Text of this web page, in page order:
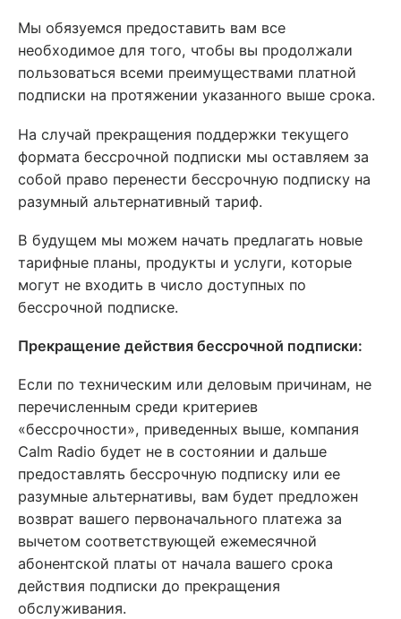
Мы обязуемся предоставить вам все
необходимое для того, чтобы вы продолжали
пользоваться всеми преимуществами платной
подписки на протяжении указанного выше срока.
На случай прекращения поддержки текущего
формата бессрочной подписки мы оставляем за
собой право перенести бессрочную подписку на
разумный альтернативный тариф.
В будущем мы можем начать предлагать новые
тарифные планы, продукты и услуги, которые
могут не входить в число доступных по
бессрочной подписке.
Прекращение действия бессрочной подписки:
Если по техническим или деловым причинам, не
перечисленным среди критериев
«бессрочности», приведенных выше, компания
Calm Radio будет не в состоянии и дальше
предоставлять бессрочную подписку или ее
разумные альтернативы, вам будет предложен
возврат вашего первоначального платежа за
вычетом соответствующей ежемесячной
абонентской платы от начала вашего срока
действия подписки до прекращения
обслуживания.